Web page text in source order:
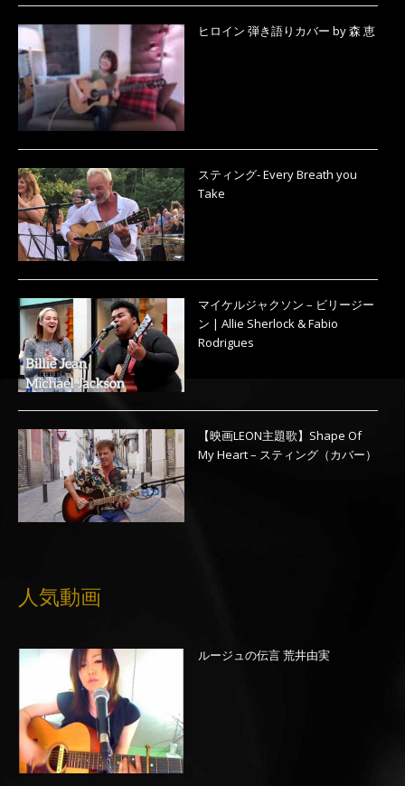
ヒロイン 弾き語りカバー by 森 恵
スティング- Every Breath you
Take
マイケルジャクソン – ビリージー
ン | Allie Sherlock & Fabio
Rodrigues
【映画LEON主題歌】Shape Of
My Heart – スティング（カバー）
人気動画
ルージュの伝言 荒井由実